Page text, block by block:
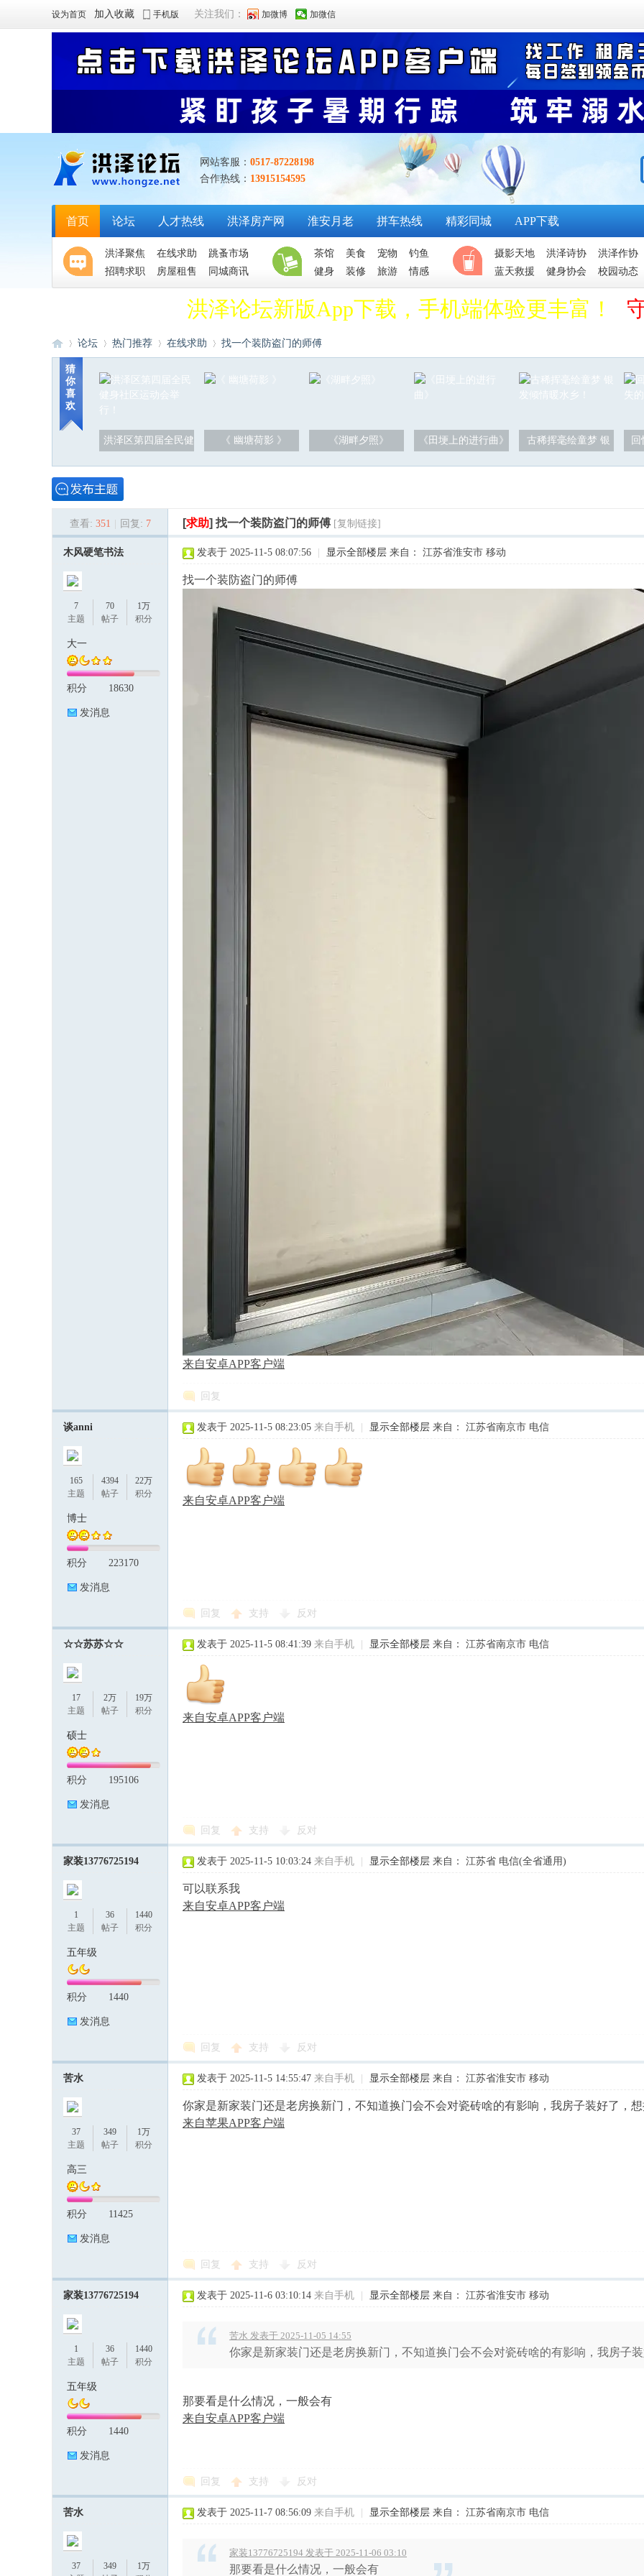
设为首页 加入收藏 手机版 关注我们： 加微博 加微信
网站客服： 0517-87228198
合作热线： 13915154595
首页 论坛 人才热线 洪泽房产网 淮安月老 拼车热线 精彩同城 APP下载
洪泽聚焦 在线求助
跳蚤市场
招聘求职
房屋租售 同城商讯
茶馆 美食 宠物
钓鱼
健身
装修 旅游 情感
摄影天地 洪泽诗协
洪泽作协
蓝天救援
健身协会 校园动态
洪泽论坛新版App下载，手机端体验更丰富！
»
论坛
›
热门推荐 在线求助 找一个装防盗门的师傅
猜
你
喜
欢
洪泽区第四届全民健 《 幽塘荷影 》 《湖畔夕照》 《田埂上的进行曲》 古稀挥毫绘童梦 银 回
查看: 351 回复: 7 [求助] 找一个装防盗门的师傅 [复制链接]
木风硬笔书法
7
主题
70
帖子
1万
积分
大一
积分 18630
发消息
发表于 2025-11-5 08:07:56 显示全部楼层 来自： 江苏省淮安市 移动
找一个装防盗门的师傅
来自安卓APP客户端
回复
谈anni
165
主题
4394
帖子
22万
积分
博士
积分 223170
发消息
发表于 2025-11-5 08:23:05 来自手机 显示全部楼层 来自： 江苏省南京市 电信
来自安卓APP客户端
回复 支持 反对
☆☆苏苏☆☆
17
主题
2万
帖子
19万
积分
硕士
积分 195106
发消息
发表于 2025-11-5 08:41:39 来自手机 显示全部楼层 来自： 江苏省南京市 电信
来自安卓APP客户端
回复 支持 反对
家装13776725194
1
主题
36
帖子
1440
积分
五年级
积分 1440
发消息
发表于 2025-11-5 10:03:24 来自手机 显示全部楼层 来自： 江苏省 电信(全省通用)
可以联系我
来自安卓APP客户端
回复 支持 反对
苦水
37
主题
349
帖子
1万
积分
高三
积分 11425
发消息
发表于 2025-11-5 14:55:47 来自手机 显示全部楼层 来自： 江苏省淮安市 移动
你家是新家装门还是老房换新门，不知道换门会不会对瓷砖啥的有影响，我房子装好了，
来自苹果APP客户端
回复 支持 反对
家装13776725194
1
主题
36
帖子
1440
积分
五年级
积分 1440
发消息
发表于 2025-11-6 03:10:14 来自手机 显示全部楼层 来自： 江苏省淮安市 移动
苦水 发表于 2025-11-05 14:55
你家是新家装门还是老房换新门，不知道换门会不会对瓷砖啥的有影响，我房子
那要看是什么情况，一般会有
来自安卓APP客户端
回复 支持 反对
苦水
37
349
1万
发表于 2025-11-7 08:56:09 来自手机 显示全部楼层 来自： 江苏省南京市 电信
家装13776725194 发表于 2025-11-06 03:10
那要看是什么情况，一般会有